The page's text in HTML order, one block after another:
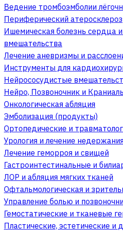
Ведение тромбоэмболии
Периферический атеросклероз
Ишемическая болезнь сердца
вмешательства
Лечение аневризмы и
Инструменты для
Нейрососудистые
Нейро, Позвоночник и
Онкологическая абляция
Эмболизация (продукты)
Ортопедические и
Урология и лечение
Лечение геморроя и свищей
Гастроинтестинальные и
ЛОР и абляция мягких тканей
Офтальмологическая и
Управление болью и
Гемостатические и тканевые
Пластические, эстетические и